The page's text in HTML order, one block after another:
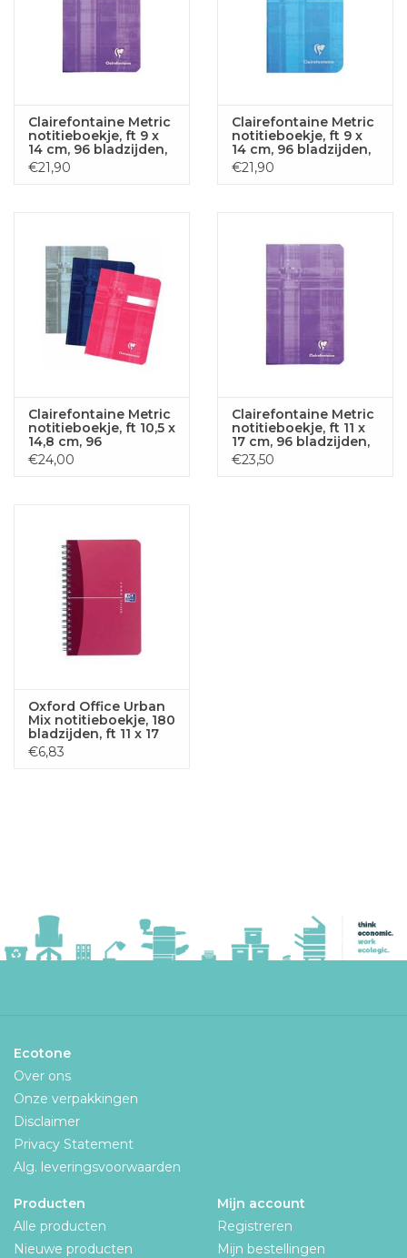
Clairefontaine Metric
notitieboekje, ft 9 x
14 cm, 96 bladzijden,
gelijnd
€21,90
Clairefontaine Metric
notitieboekje, ft 9 x
14 cm, 96 bladzijden,
geruit 5 mm
€21,90
Clairefontaine Metric
notitieboekje, ft 10,5 x
14,8 cm, 96
bladzijden, geruit 5
mm
€24,00
Clairefontaine Metric
notitieboekje, ft 11 x
17 cm, 96 bladzijden,
geruit 5 mm
€23,50
Oxford Office Urban
Mix notitieboekje, 180
bladzijden, ft 11 x 17
cm, geruit 5 mm,
geassorteerde
€6,83
Ecotone
Over ons
Onze verpakkingen
Disclaimer
Privacy Statement
Alg. leveringsvoorwaarden
Producten
Alle producten
Nieuwe producten
Mijn account
Registreren
Mijn bestellingen